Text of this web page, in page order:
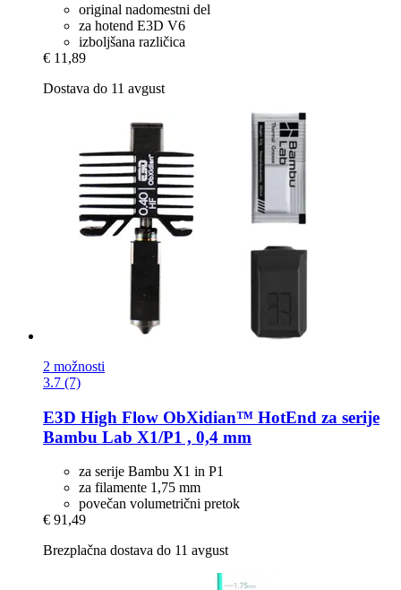
original nadomestni del
za hotend E3D V6
izboljšana različica
€ 11,89
Dostava do 11 avgust
2 možnosti
3.7 (7)
E3D High Flow ObXidian™ HotEnd za serije
Bambu Lab X1/P1 , 0,4 mm
za serije Bambu X1 in P1
za filamente 1,75 mm
povečan volumetrični pretok
€ 91,49
Brezplačna dostava do 11 avgust